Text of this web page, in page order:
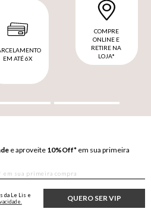
EM ATÉ 6X
COMPRE
ONLINE E
RETIRE NA
LOJA*
e aproveite 10%Off* em sua primeira
QUERO SER VIP
da Le Lis e